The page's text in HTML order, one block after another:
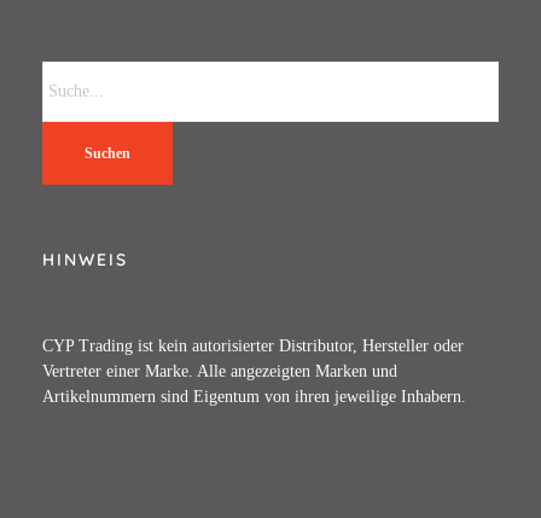
Suchen
HINWEIS
CYP Trading ist kein autorisierter Distributor, Hersteller oder
Vertreter einer Marke. Alle angezeigten Marken und
Artikelnummern sind Eigentum von ihren jeweilige Inhabern.